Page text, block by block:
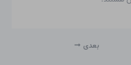
بعدی